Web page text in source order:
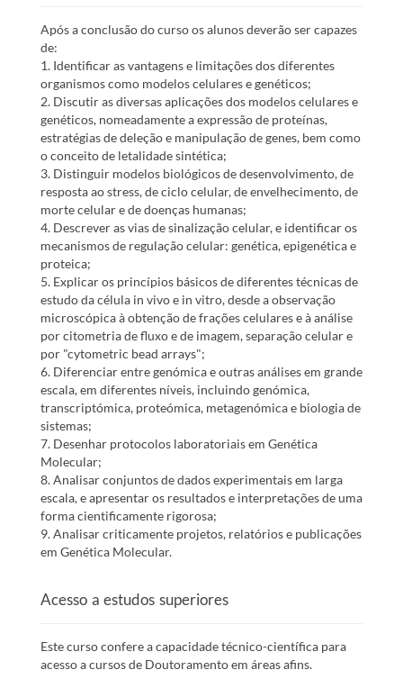
Após a conclusão do curso os alunos deverão ser capazes
de:
1. Identificar as vantagens e limitações dos diferentes
organismos como modelos celulares e genéticos;
2. Discutir as diversas aplicações dos modelos celulares e
genéticos, nomeadamente a expressão de proteínas,
estratégias de deleção e manipulação de genes, bem como
o conceito de letalidade sintética;
3. Distinguir modelos biológicos de desenvolvimento, de
resposta ao stress, de ciclo celular, de envelhecimento, de
morte celular e de doenças humanas;
4. Descrever as vias de sinalização celular, e identificar os
mecanismos de regulação celular: genética, epigenética e
proteica;
5. Explicar os princípios básicos de diferentes técnicas de
estudo da célula in vivo e in vitro, desde a observação
microscópica à obtenção de frações celulares e à análise
por citometria de fluxo e de imagem, separação celular e
por "cytometric bead arrays";
6. Diferenciar entre genómica e outras análises em grande
escala, em diferentes níveis, incluindo genómica,
transcriptómica, proteómica, metagenómica e biologia de
sistemas;
7. Desenhar protocolos laboratoriais em Genética
Molecular;
8. Analisar conjuntos de dados experimentais em larga
escala, e apresentar os resultados e interpretações de uma
forma cientificamente rigorosa;
9. Analisar criticamente projetos, relatórios e publicações
em Genética Molecular.
Acesso a estudos superiores
Este curso confere a capacidade técnico-científica para
acesso a cursos de Doutoramento em áreas afins.